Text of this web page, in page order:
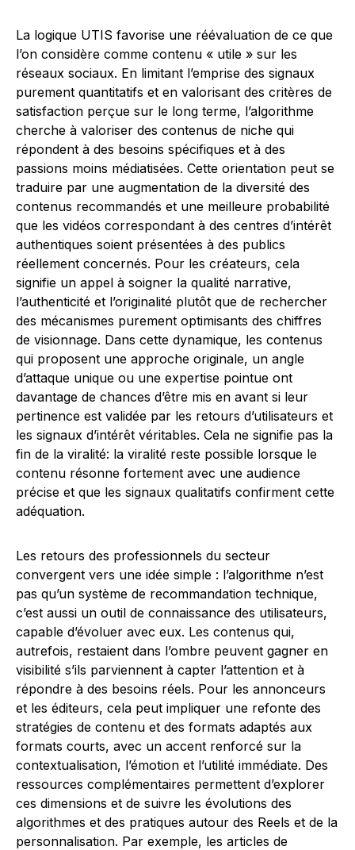
La logique UTIS favorise une réévaluation de ce que
l’on considère comme contenu « utile » sur les
réseaux sociaux. En limitant l’emprise des signaux
purement quantitatifs et en valorisant des critères de
satisfaction perçue sur le long terme, l’algorithme
cherche à valoriser des contenus de niche qui
répondent à des besoins spécifiques et à des
passions moins médiatisées. Cette orientation peut se
traduire par une augmentation de la diversité des
contenus recommandés et une meilleure probabilité
que les vidéos correspondant à des centres d’intérêt
authentiques soient présentées à des publics
réellement concernés. Pour les créateurs, cela
signifie un appel à soigner la qualité narrative,
l’authenticité et l’originalité plutôt que de rechercher
des mécanismes purement optimisants des chiffres
de visionnage. Dans cette dynamique, les contenus
qui proposent une approche originale, un angle
d’attaque unique ou une expertise pointue ont
davantage de chances d’être mis en avant si leur
pertinence est validée par les retours d’utilisateurs et
les signaux d’intérêt véritables. Cela ne signifie pas la
fin de la viralité: la viralité reste possible lorsque le
contenu résonne fortement avec une audience
précise et que les signaux qualitatifs confirment cette
adéquation.
Les retours des professionnels du secteur
convergent vers une idée simple : l’algorithme n’est
pas qu’un système de recommandation technique,
c’est aussi un outil de connaissance des utilisateurs,
capable d’évoluer avec eux. Les contenus qui,
autrefois, restaient dans l’ombre peuvent gagner en
visibilité s’ils parviennent à capter l’attention et à
répondre à des besoins réels. Pour les annonceurs
et les éditeurs, cela peut impliquer une refonte des
stratégies de contenu et des formats adaptés aux
formats courts, avec un accent renforcé sur la
contextualisation, l’émotion et l’utilité immédiate. Des
ressources complémentaires permettent d’explorer
ces dimensions et de suivre les évolutions des
algorithmes et des pratiques autour des Reels et de la
personnalisation. Par exemple, les articles de